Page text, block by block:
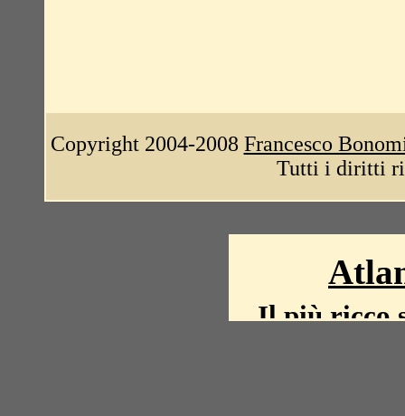
Copyright 2004-2008 Francesco
Tutti i diritti
Il più ricco